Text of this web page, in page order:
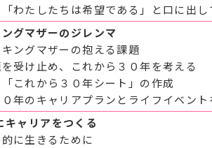
「わたしたちは希望である」と口に出し
グマザーのジレンマ
キングマザーの抱える課題
を受け止め、これから３０年を考える
「これから３０年シート」の作成
年のキャリアプランとライフイベン
キャリアをつくる
的に生きるために